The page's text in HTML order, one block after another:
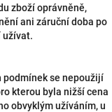
zboží oprávněně,
ani záruční doba po
užívat.
podmínek se nepoužijí
kterou byla nižší cena
obvyklým užíváním, u